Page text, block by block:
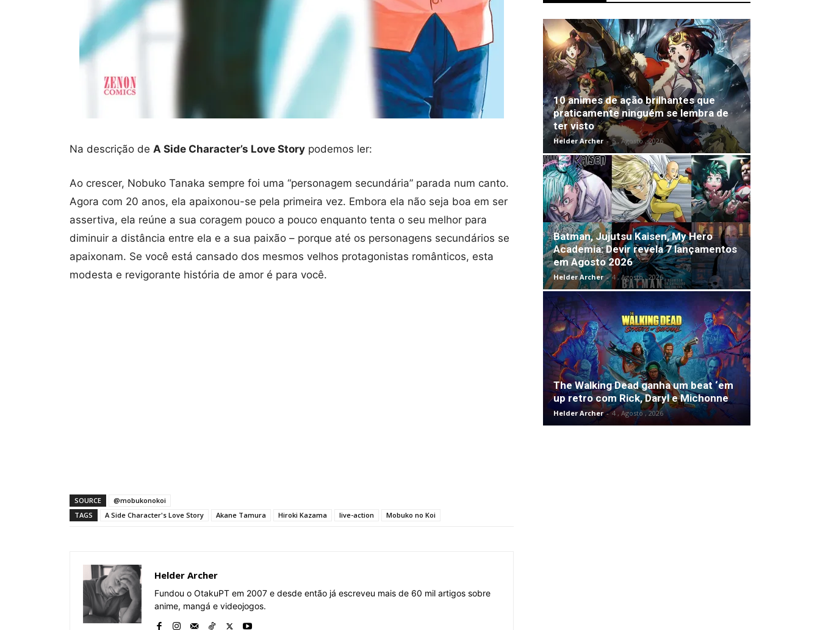
Na descrição de A Side Character’s Love Story podemos ler:
Ao crescer, Nobuko Tanaka sempre foi uma “personagem secundária” parada num canto.
Agora com 20 anos, ela apaixonou-se pela primeira vez. Embora ela não seja boa em ser
assertiva, ela reúne a sua coragem pouco a pouco enquanto tenta o seu melhor para
diminuir a distância entre ela e a sua paixão – porque até os personagens secundários se
apaixonam. Se você está cansado dos mesmos velhos protagonistas românticos, esta
modesta e revigorante história de amor é para você.
SOURCE
@mobukonokoi
TAGS
A Side Character's Love Story Akane Tamura Hiroki Kazama live-action Mobuko no Koi
Helder Archer
Fundou o OtakuPT em 2007 e desde então já escreveu mais de 60 mil artigos sobre
anime, mangá e videojogos.
10 animes de ação brilhantes que
praticamente ninguém se lembra de
ter visto
Helder Archer - 5 , Agosto , 2026
Batman, Jujutsu Kaisen, My Hero
Academia: Devir revela 7 lançamentos
em Agosto 2026
Helder Archer - 4 , Agosto , 2026
The Walking Dead ganha um beat ‘em
up retro com Rick, Daryl e Michonne
Helder Archer - 4 , Agosto , 2026